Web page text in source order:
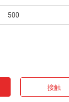
500
接触